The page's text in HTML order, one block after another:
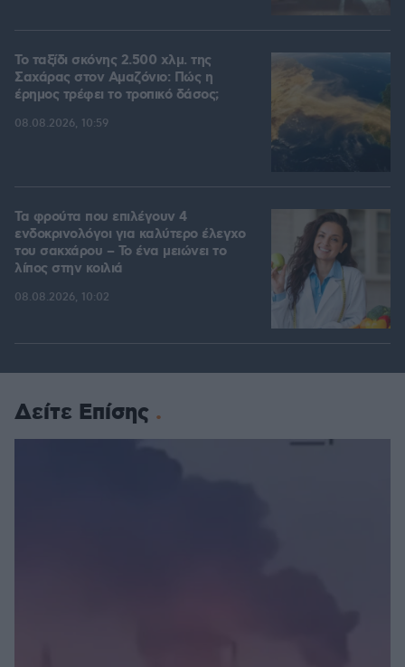
Το ταξίδι σκόνης 2.500 χλμ. της
Σαχάρας στον Αμαζόνιο: Πώς η
έρημος τρέφει το τροπικό δάσος;
08.08.2026, 10:59
Τα φρούτα που επιλέγουν 4
ενδοκρινολόγοι για καλύτερο έλεγχο
του σακχάρου – Το ένα μειώνει το
λίπος στην κοιλιά
08.08.2026, 10:02
Δείτε Επίσης